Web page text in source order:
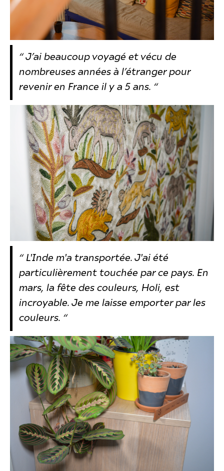
“ J’ai beaucoup voyagé et vécu de
nombreuses années à l’étranger pour
revenir en France il y a 5 ans. “
“ L'Inde m'a transportée. J'ai été
particulièrement touchée par ce pays. En
mars, la fête des couleurs, Holi, est
incroyable. Je me laisse emporter par les
couleurs. “